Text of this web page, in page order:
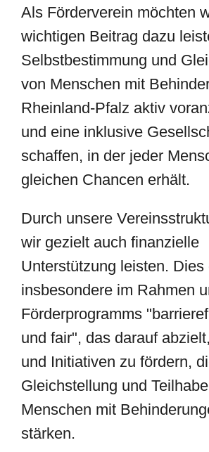
Als Förderverein möchten
wichtigen Beitrag dazu
Selbstbestimmung und
von Menschen mit
Rheinland-Pfalz aktiv
und eine inklusive
schaffen, in der jeder
gleichen Chancen erhält.
Durch unsere
wir gezielt auch finanzielle
Unterstützung leisten. Dies
insbesondere im Rahmen
Förderprogramms
und fair", das darauf
und Initiativen zu fördern,
Gleichstellung und
Menschen mit
stärken.